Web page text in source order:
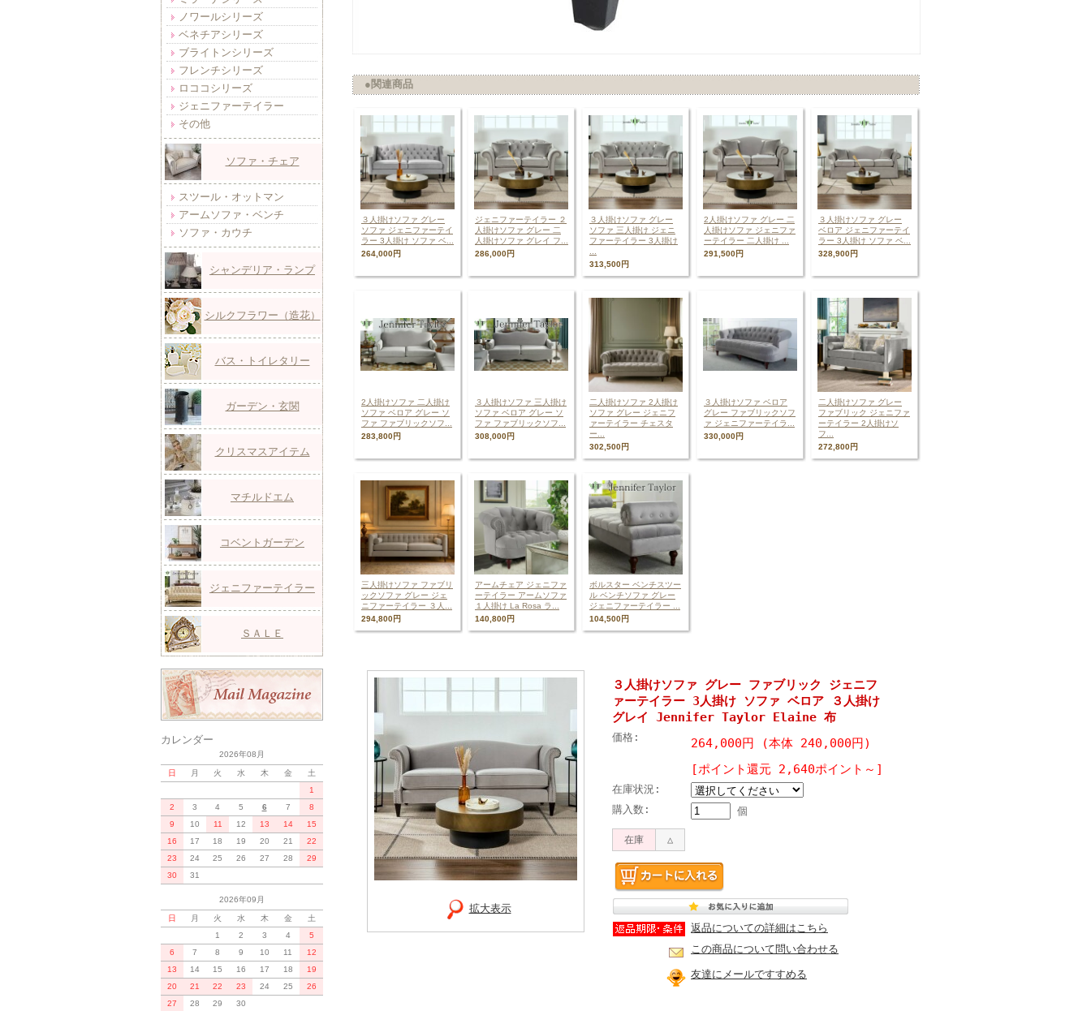
●関連商品
３人掛けソファ グレー
ソファ ジェニファーテイ
ラー 3人掛け ソファ ベ...
264,000円
ジェニファーテイラー ２
人掛けソファ グレー 二
人掛けソファ グレイ フ...
286,000円
３人掛けソファ グレー
ソファ 三人掛け ジェニ
ファーテイラー 3人掛け
313,500円
2人掛けソファ グレー 二
人掛けソファ ジェニファ
ーテイラー 二人掛け ...
291,500円
３人掛けソファ グレー
ベロア ジェニファーテイ
ラー 3人掛け ソファ ベ...
328,900円
2人掛けソファ 二人掛け
ソファ ベロア グレー ソ
ファ ファブリックソフ...
283,800円
３人掛けソファ 三人掛け
ソファ ベロア グレー ソ
ファ ファブリックソフ...
308,000円
二人掛けソファ 2人掛け
ソファ グレー ジェニフ
ァーテイラー チェスタ
ー...
302,500円
３人掛けソファ ベロア
グレー ファブリックソフ
ァ ジェニファーテイラ...
330,000円
二人掛けソファ グレー
ファブリック ジェニファ
ーテイラー 2人掛けソ
フ...
272,800円
三人掛けソファ ファブリ
ックソファ グレー ジェ
ニファーテイラー ３人...
294,800円
アームチェア ジェニファ
ーテイラー アームソファ
１人掛け La Rosa ラ...
140,800円
ボルスター ベンチスツー
ル ベンチソファ グレー
ジェニファーテイラー ...
104,500円
拡大表示
３人掛けソファ グレー ファブリック ジェニフ
ァーテイラー 3人掛け ソファ ベロア ３人掛け
グレイ Jennifer Taylor Elaine 布
価格:
264,000円 (本体 240,000円)
[ポイント還元 2,640ポイント～]
在庫状況:
購入数:
個
在庫 △
返品についての詳細はこちら
この商品について問い合わせる
友達にメールですすめる